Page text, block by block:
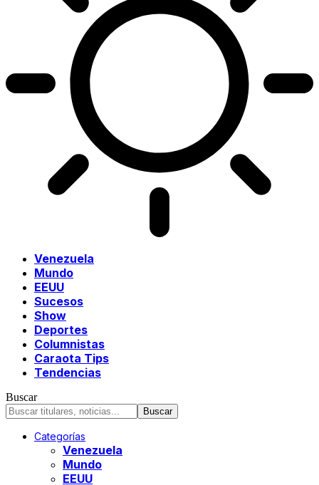
Venezuela
Mundo
EEUU
Sucesos
Show
Deportes
Columnistas
Caraota Tips
Tendencias
Buscar
Categorías
Venezuela
Mundo
EEUU